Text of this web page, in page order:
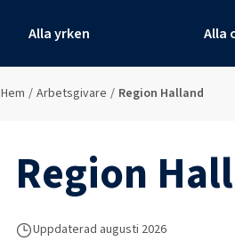
Alla yrken Alla
Hem / Arbetsgivare / Region Halland
Region
Uppdaterad augusti 2026